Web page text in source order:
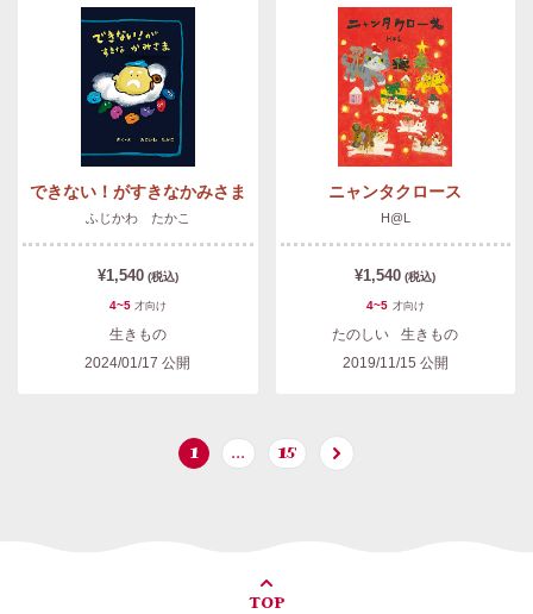
できない！がすきなかみさま
ふじかわ たかこ
¥1,540 (税込)
4~5 才向け
生きもの
2024/01/17 公開
ニャンタクロース
H@L
¥1,540 (税込)
4~5 才向け
たのしい
生きもの
2019/11/15 公開
1 … 15
TOP